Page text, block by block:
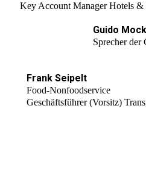
Key Account Manager Hotels
Guido
Sprecher der
Frank Seipelt
Food-Nonfoodservice
Geschäftsführer (Vorsitz)